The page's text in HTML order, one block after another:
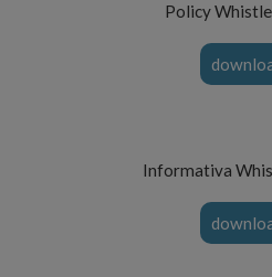
Policy
Informativa